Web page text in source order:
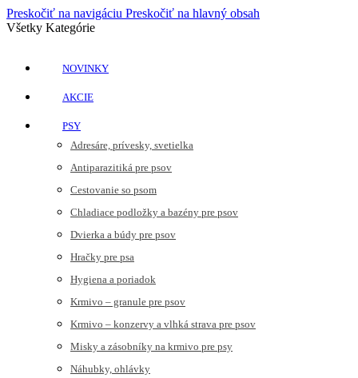
Preskočiť na navigáciu Preskočiť na hlavný obsah
Všetky Kategórie
NOVINKY
AKCIE
PSY
Adresáre, prívesky, svetielka
Antiparazitiká pre psov
Cestovanie so psom
Chladiace podložky a bazény pre psov
Dvierka a búdy pre psov
Hračky pre psa
Hygiena a poriadok
Krmivo – granule pre psov
Krmivo – konzervy a vlhká strava pre psov
Misky a zásobníky na krmivo pre psy
Náhubky, ohlávky